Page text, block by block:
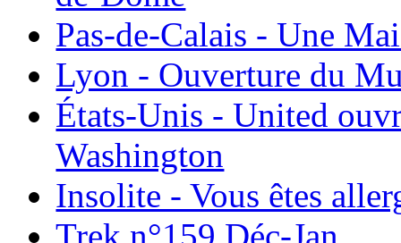
Pas-de-Calais - Une
Lyon - Ouverture du
États-Unis - United
Washington
Insolite - Vous êtes
Trek n°159 Déc-Jan